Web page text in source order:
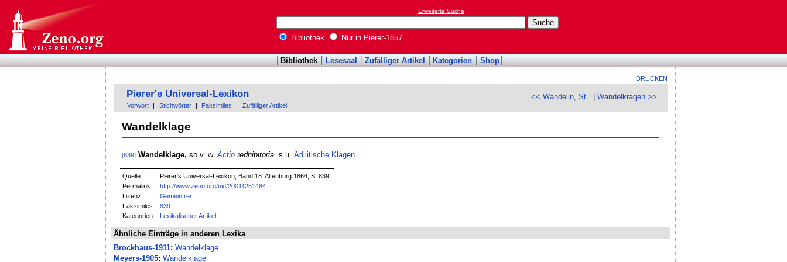
Erweiterte Suche
Bibliothek Nur in Pierer-1857
Bibliothek Lesesaal Zufälliger Artikel Kategorien Shop
DRUCKEN
<< Wandelin, St. |Wandelkragen >>
Pierer's Universal-Lexikon
Vorwort Stichwörter Faksimiles Zufälliger Artikel
Wandelklage
[839] Wandelklage, so v. w. Actioredhibitoria, s.u. Ädilitische Klagen.
Quelle:
Pierer's Universal-Lexikon, Band 18. Altenburg 1864, S. 839.
Permalink:
http://www.zeno.org/nid/20011251484
Lizenz:
Gemeinfrei
Faksimiles:
839
Kategorien:
Lexikalischer Artikel
Ähnliche Einträge in anderen Lexika
Brockhaus-1911: Wandelklage
Meyers-1905: Wandelklage